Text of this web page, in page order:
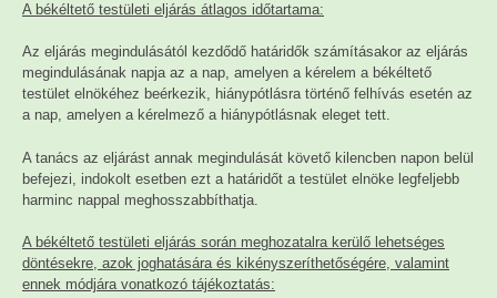
A békéltető testületi eljárás átlagos időtartama:
Az eljárás megindulásától kezdődő határidők számításakor az eljárás
megindulásának napja az a nap, amelyen a kérelem a békéltető
testület elnökéhez beérkezik, hiánypótlásra történő felhívás esetén az
a nap, amelyen a kérelmező a hiánypótlásnak eleget tett.
A tanács az eljárást annak megindulását követő kilencben napon belül
befejezi, indokolt esetben ezt a határidőt a testület elnöke legfeljebb
harminc nappal meghosszabbíthatja.
A békéltető testületi eljárás során meghozatalra kerülő lehetséges
döntésekre, azok joghatására és kikényszeríthetőségére, valamint
ennek módjára vonatkozó tájékoztatás: